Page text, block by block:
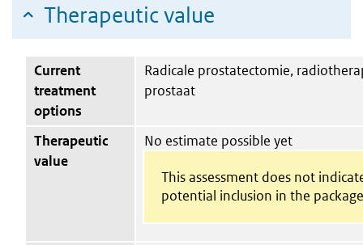
Therapeutic value
Current
treatment
options
Radicale prostatectomie,
prostaat
Therapeutic
value
No estimate possible yet
This assessment does not
potential inclusion in the